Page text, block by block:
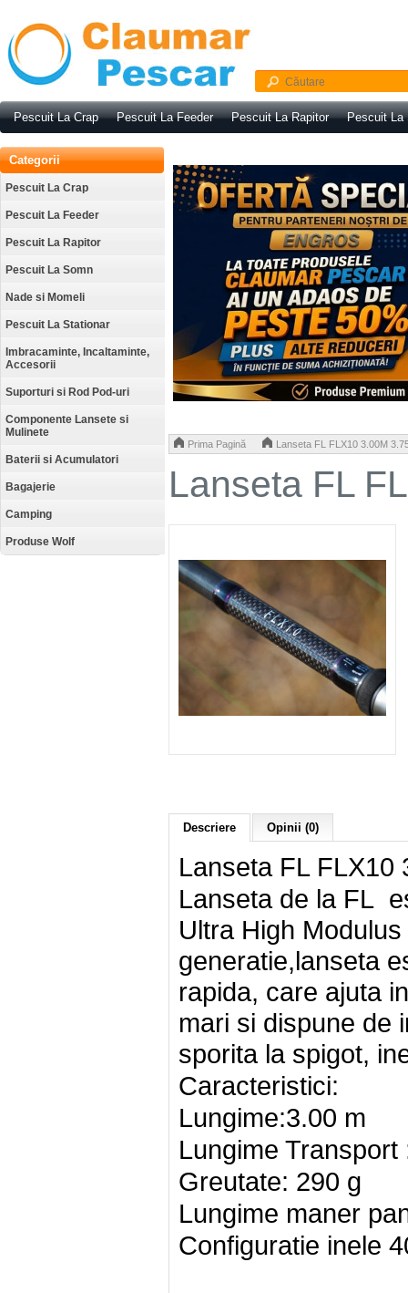
Pescuit La Crap Pescuit La Feeder Pescuit La Rapitor Pescuit La
Categorii
Pescuit La Crap
Pescuit La Feeder
Pescuit La Rapitor
Pescuit La Somn
Nade si Momeli
Pescuit La Stationar
Imbracaminte, Incaltaminte,
Accesorii
Suporturi si Rod Pod-uri
Componente Lansete si
Mulinete
Baterii si Acumulatori
Bagajerie
Camping
Produse Wolf
Prima Pagină Lanseta FL FLX10 3.00M
Lanseta FL
Descriere Opinii (0)
Lanseta FL FLX10
Lanseta de la FL
Ultra High
generatie,lanseta
rapida, care ajuta
mari si dispune de
sporita la spigot,
Caracteristici:
Lungime:3.00 m
Lungime Transport
Greutate: 290 g
Lungime maner
Configuratie inele